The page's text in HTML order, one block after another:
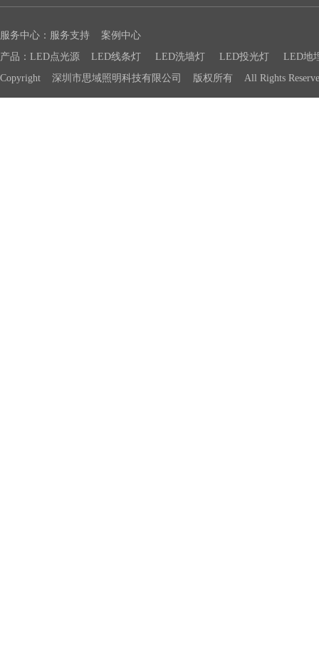
服务中心： 服务支持
案例中心
产品： LED点光源 LED线条灯 LED洗墙灯 LED投光灯
LED地
Copyright 深圳市思域照明科技有限公司 版权所有 All Rights